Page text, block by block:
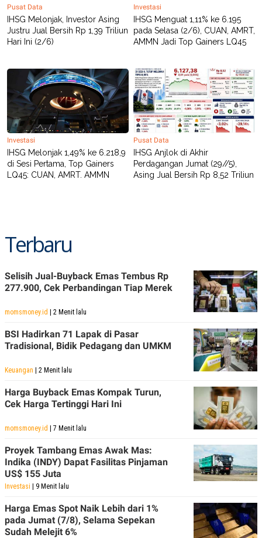
Pusat Data
IHSG Melonjak, Investor Asing
Justru Jual Bersih Rp 1,39 Triliun
Hari Ini (2/6)
Investasi
IHSG Menguat 1,11% ke 6.195
pada Selasa (2/6), CUAN, AMRT,
AMMN Jadi Top Gainers LQ45
Investasi
IHSG Melonjak 1,49% ke 6.218,9
di Sesi Pertama, Top Gainers
LQ45: CUAN, AMRT. AMMN
Pusat Data
IHSG Anjlok di Akhir
Perdagangan Jumat (29//5),
Asing Jual Bersih Rp 8,52 Triliun
Terbaru
Selisih Jual-Buyback Emas Tembus Rp
277.900, Cek Perbandingan Tiap Merek
momsmoney.id | 2 Menit lalu
BSI Hadirkan 71 Lapak di Pasar
Tradisional, Bidik Pedagang dan UMKM
Keuangan | 2 Menit lalu
Harga Buyback Emas Kompak Turun,
Cek Harga Tertinggi Hari Ini
momsmoney.id | 7 Menit lalu
Proyek Tambang Emas Awak Mas:
Indika (INDY) Dapat Fasilitas Pinjaman
US$ 155 Juta
Investasi | 9 Menit lalu
Harga Emas Spot Naik Lebih dari 1%
pada Jumat (7/8), Selama Sepekan
Sudah Melejit 6%